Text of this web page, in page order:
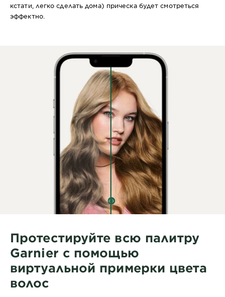
кстати, легко сделать дома) прическа будет смотреться
эффектно.
Протестируйте всю палитру
Garnier с помощью
виртуальной примерки цвета
волос